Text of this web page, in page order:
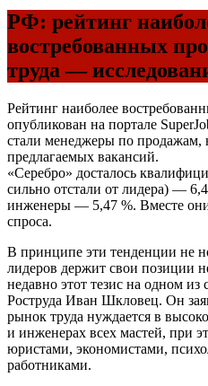
РФ: рейтинг
востребованных
труда —
Рейтинг наиболее
опубликован на портале
стали менеджеры по продажам,
предлагаемых вакансий.
«Серебро» досталось
сильно отстали от лидера) —
инженеры — 5,47 %. Вместе
спроса.
В принципе эти тенденции не
лидеров держит свои позиции
недавно этот тезис на одном
Роструда Иван Шкловец. Он
рынок труда нуждается в
и инженерах всех мастей, при
юристами, экономистами,
работниками.